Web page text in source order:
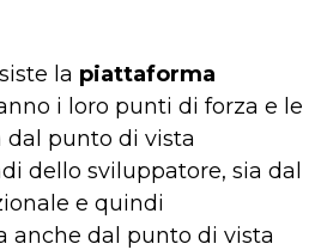
la piattaforma
i loro punti di forza e le
dal punto di vista
dello sviluppatore, sia dal
e quindi
anche dal punto di vista